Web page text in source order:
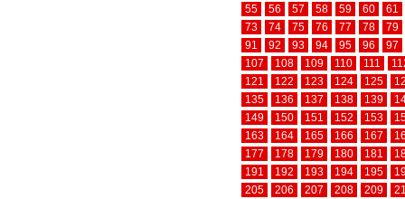
55
56 57 58 59 60
61
73
74 75 76 77 78
79
91
92 93 94 95 96
97
107
108 109 110 111
121
122 123 124 125
135
136 137 138 139
149
150 151 152 153
163
164 165 166 167
177
178 179 180 181
191
192 193 194 195
205
206 207 208 209